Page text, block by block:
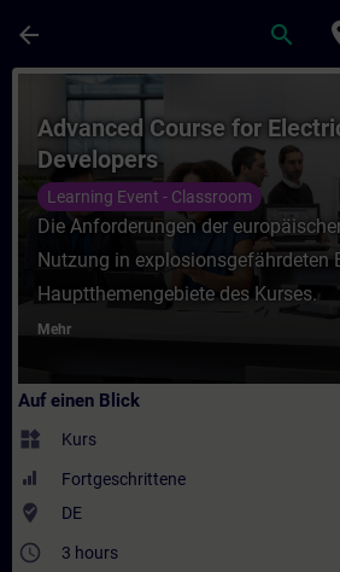
arrow_back search
Kurs - Advanced Course
Advanced Course for
Developers
Learning Event - Classroom
Die Anforderungen der
Nutzung in explosionsgefährdeten
Hauptthemengebiete des Kurses.
Mehr
Auf einen Blick
widgets Kurs
Fortgeschrittene
where_to_vote DE
access_time 3 hours